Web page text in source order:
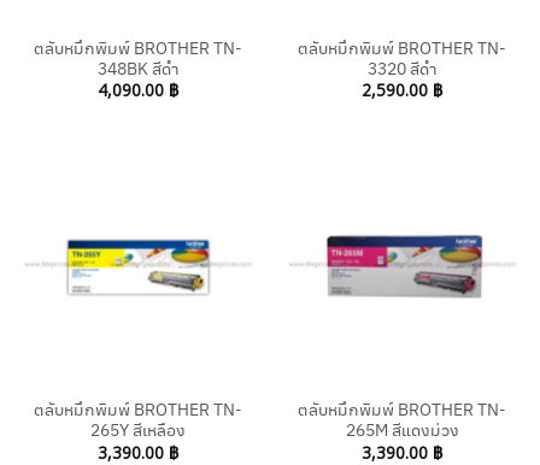
ตลับหมึกพิมพ์ BROTHER TN-
348BK สีดำ
4,090.00 ฿
ตลับหมึกพิมพ์ BROTHER TN-
3320 สีดำ
2,590.00 ฿
ตลับหมึกพิมพ์ BROTHER TN-
265Y สีเหลือง
3,390.00 ฿
ตลับหมึกพิมพ์ BROTHER TN-
265M สีแดงม่วง
3,390.00 ฿